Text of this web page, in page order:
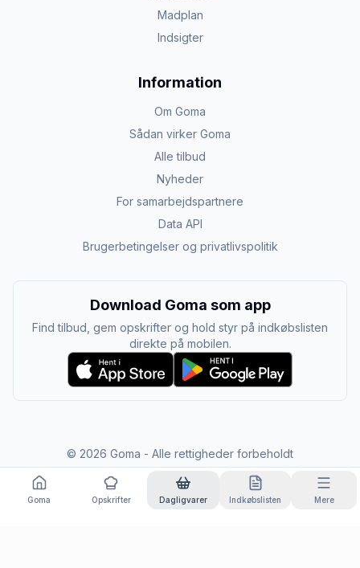
Madplan
Indsigter
Information
Om Goma
Sådan virker Goma
Alle tilbud
Nyheder
For samarbejdspartnere
Data API
Brugerbetingelser og privatlivspolitik
Download Goma som app
Find tilbud, gem opskrifter og hold styr på indkøbslisten
direkte på mobilen.
© 2026 Goma - Alle rettigheder forbeholdt
Goma Opskrifter Dagligvarer Indkøbslisten Mere